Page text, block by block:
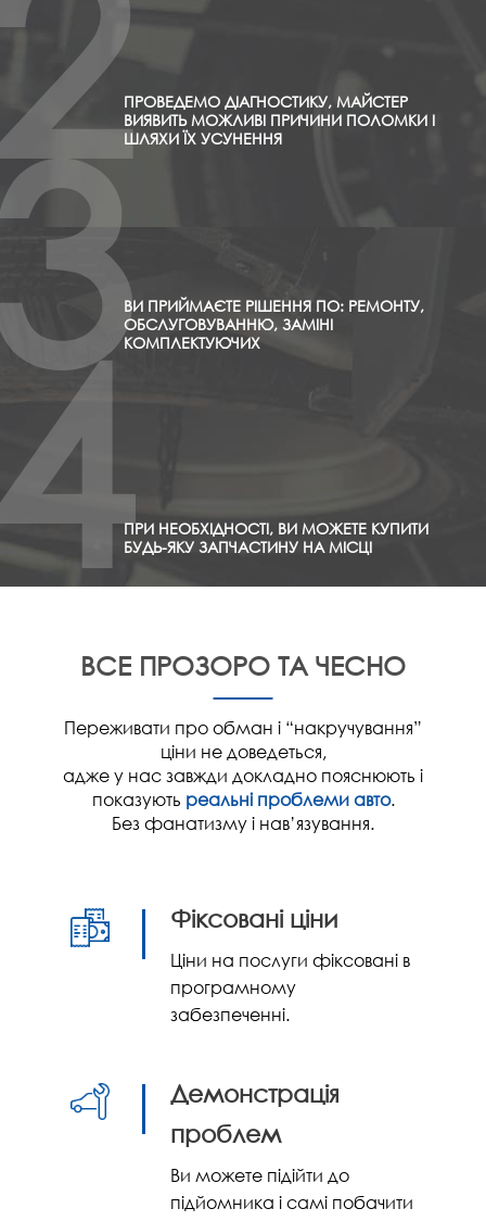
ПРОВЕДЕМО ДІАГНОСТИКУ, МАЙСТЕР
ВИЯВИТЬ МОЖЛИВІ ПРИЧИНИ ПОЛОМКИ І
ШЛЯХИ ЇХ УСУНЕННЯ
ВИ ПРИЙМАЄТЕ РІШЕННЯ ПО: РЕМОНТУ,
ОБСЛУГОВУВАННЮ, ЗАМІНІ
КОМПЛЕКТУЮЧИХ
ПРИ НЕОБХІДНОСТІ, ВИ МОЖЕТЕ КУПИТИ
БУДЬ-ЯКУ ЗАПЧАСТИНУ НА МІСЦІ
ВСЕ ПРОЗОРО ТА ЧЕСНО
Переживати про обман і “накручування”
ціни не доведеться,
адже у нас завжди докладно пояснюють і
показують реальні проблеми авто.
Без фанатизму і нав’язування.
Фіксовані ціни
Ціни на послуги фіксовані в
програмному
забезпеченні.
Демонстрація
проблем
Ви можете підійти до
підйомника і самі побачити